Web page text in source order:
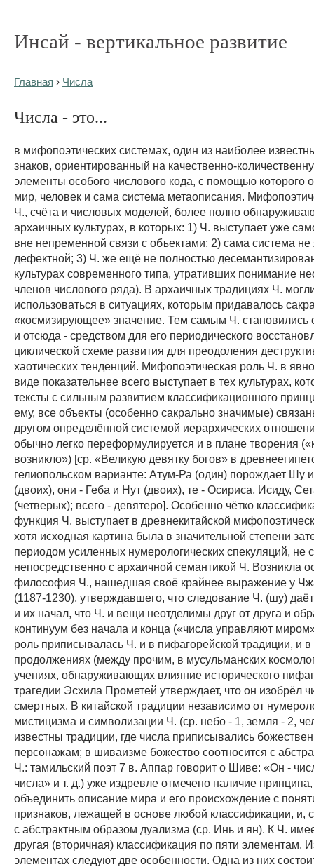
Инсай - вертикальное развитие
Главная › Числа
Числа - это...
в мифопоэтических системах, один из наиболее
знаков, ориентированный на качественно-
элементы особого числового кода, с помощью которого
мир, человек и сама система метаописания.
Ч., счёта и числовых моделей, более полно
архаичных культурах, в которых: 1) Ч. выступает уже
вне непременной связи с объектами; 2) сама система не
дефектной; 3) Ч. же ещё не полностью
культурах современного типа, утративших понимание
членов числового ряда). В архаичных традициях Ч.
использоваться в ситуациях, которым придавалось
«космизирующее» значение. Тем самым Ч. становились
и отсюда - средством для его периодического
циклической схеме развития для преодоления
хаотических тенденций. Мифопоэтическая роль Ч. в
виде показательнее всего выступает в тех культурах,
тексты с сильным развитием классификационного
ему, все объекты (особенно сакрально значимые)
другом определённой системой иерархических
обычно легко переформулируется и в плане творения
возникло») [ср. «Великую девятку богов» в
гелиопольском варианте: Атум-Ра (один) порождает Шу
(двоих), они - Геба и Нут (двоих), те - Осириса, Исиду,
(четверых); всего - девятеро]. Особенно чётко
функция Ч. выступает в древнекитайской
хотя исходная картина была в значительной степени
периодом усиленных нумерологических спекуляций, не
непосредственно с архаичной семантикой Ч. Возникла
философия Ч., нашедшая своё крайнее выражение у
(1187-1230), утверждавшего, что следование Ч. (шу)
и их начал, что Ч. и вещи неотделимы друг от друга и
континуум без начала и конца («числа управляют
роль приписывалась Ч. и в пифагорейской традиции, и в
продолжениях (между прочим, в мусульманских
учениях, обнаруживающих влияние исторического
трагедии Эсхила Прометей утверждает, что он изобрёл
смертных. В китайской традиции независимо от
мистицизма и символизации Ч. (ср. небо - 1, земля - 2,
известны традиции, где числа приписывались
персонажам; в шиваизме божество соотносится с
Ч.: тамильский поэт 7 в. Аппар говорит о Шиве: «Он -
числа» и т. д.) уже издревле отмечено наличие
объединить описание мира и его происхождение с
признаков, лежащей в основе любой классификации, и,
с абстрактным образом дуализма (ср. Инь и ян). К Ч.
другая (вторичная) классификация по пяти элементам.
элементах следуют две особенности. Одна из них